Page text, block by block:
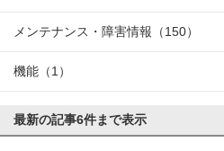
メンテナンス・障害情報 （150）
機能 （1）
最新の記事6件まで表示